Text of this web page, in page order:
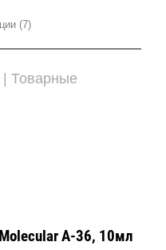
(7)
| Товарные
A-36, 10мл